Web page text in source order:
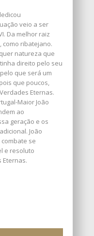
veio a ser
Da melhor raiz
como ribatejano.
natureza que
direito pelo seu
que será um
que poucos,
Eternas.
Maior João
ao
geração e os
João
se
e resoluto